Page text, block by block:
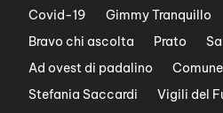
Covid-19
Gimmy Tranquillo
Bravo chi ascolta
Prato
Ad ovest di padalino
Stefania Saccardi
Vigili del